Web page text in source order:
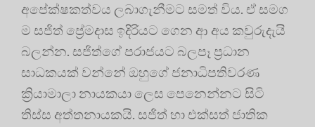
අපේක්ෂකත්වය ලබාගැනීමට සමත් විය. ඒ සමග
ම සජිත් ප්‍රේමදාස ඉදිරියට ගෙන ආ අය කවුරුදැයි
බලන්න. සජිත්ගේ පරාජයට බලපෑ ප්‍රධාන
සාධකයක් වන්නේ ඔහුගේ ජනාධිපතිවරණ
ක්‍රියාමාලා නායකයා ලෙස පෙනෙන්නට සිටි
තිස්ස අත්තනායකයි. සජිත් හා එක්සත් ජාතික